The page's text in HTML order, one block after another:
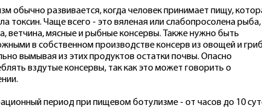
обычно развивается, когда человек принимает пищу,
токсин. Чаще всего - это вяленая или слабопросолена рыба,
ветчина, мясные и рыбные консервы. Также нужно быть
в собственном производстве консерв из овощей и
вымывая из этих продуктов остатки почвы. Опасно
вздутые консервы, так как это может говорить о
период при пищевом ботулизме - от часов до 10